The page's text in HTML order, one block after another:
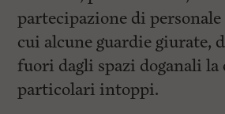
partecipazione di
cui alcune guardie giurate,
fuori dagli spazi doganali la
particolari intoppi.